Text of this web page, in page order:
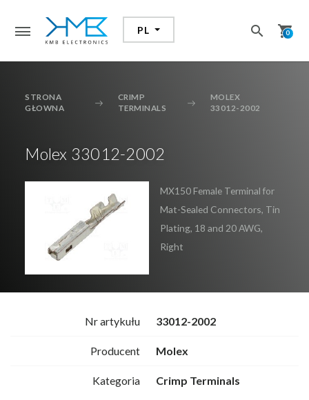
PL search shopping_cart
0
search
STRONA
GŁOWNA
CRIMP
TERMINALS
MOLEX
33012-2002
Molex 33012-2002
MX150 Female Terminal for
Mat-Sealed Connectors, Tin
Plating, 18 and 20 AWG,
Right
Nr artykułu 33012-2002
Producent Molex
Kategoria Crimp Terminals
Dodałeś przedmiot do koszyka
KONTYNUUJ ZAKUPY